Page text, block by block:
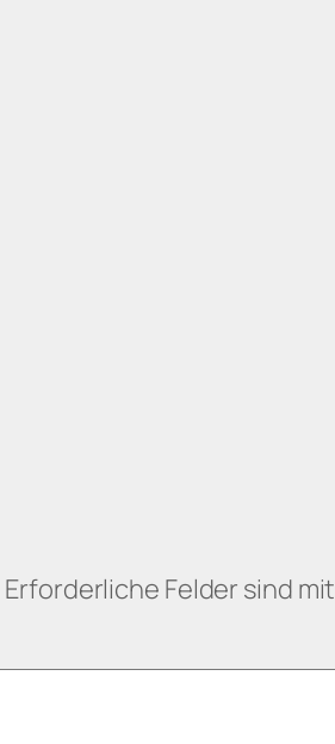
Erforderliche Felder sind mit